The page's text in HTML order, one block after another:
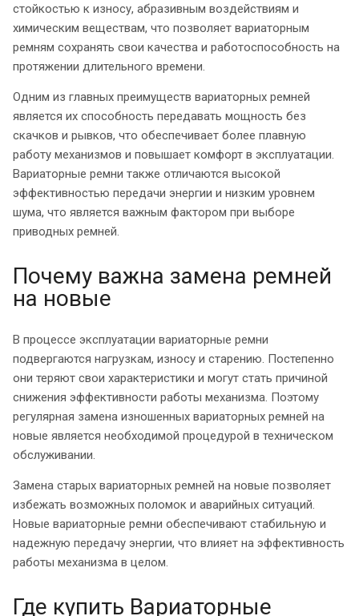
стойкостью к износу, абразивным воздействиям и
химическим веществам, что позволяет вариаторным
ремням сохранять свои качества и работоспособность на
протяжении длительного времени.
Одним из главных преимуществ вариаторных ремней
является их способность передавать мощность без
скачков и рывков, что обеспечивает более плавную
работу механизмов и повышает комфорт в эксплуатации.
Вариаторные ремни также отличаются высокой
эффективностью передачи энергии и низким уровнем
шума, что является важным фактором при выборе
приводных ремней.
Почему важна замена ремней
на новые
В процессе эксплуатации вариаторные ремни
подвергаются нагрузкам, износу и старению. Постепенно
они теряют свои характеристики и могут стать причиной
снижения эффективности работы механизма. Поэтому
регулярная замена изношенных вариаторных ремней на
новые является необходимой процедурой в техническом
обслуживании.
Замена старых вариаторных ремней на новые позволяет
избежать возможных поломок и аварийных ситуаций.
Новые вариаторные ремни обеспечивают стабильную и
надежную передачу энергии, что влияет на эффективность
работы механизма в целом.
Где купить Вариаторные